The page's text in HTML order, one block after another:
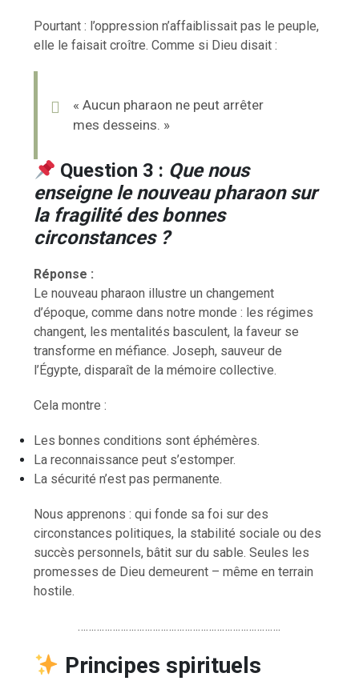
Pourtant : l’oppression n’affaiblissait pas le peuple,
elle le faisait croître. Comme si Dieu disait :
« Aucun pharaon ne peut arrêter
mes desseins. »
Question 3 : Que nous
enseigne le nouveau pharaon sur
la fragilité des bonnes
circonstances ?
Réponse :
Le nouveau pharaon illustre un changement
d’époque, comme dans notre monde : les régimes
changent, les mentalités basculent, la faveur se
transforme en méfiance. Joseph, sauveur de
l’Égypte, disparaît de la mémoire collective.
Cela montre :
Les bonnes conditions sont éphémères.
La reconnaissance peut s’estomper.
La sécurité n’est pas permanente.
Nous apprenons : qui fonde sa foi sur des
circonstances politiques, la stabilité sociale ou des
succès personnels, bâtit sur du sable. Seules les
promesses de Dieu demeurent – même en terrain
hostile.
………………………………………………………………….
Principes spirituels